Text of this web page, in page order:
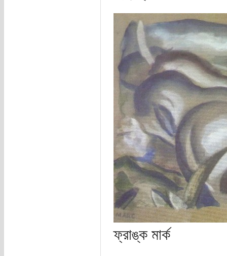
ফ্রাঙ্ক মার্ক